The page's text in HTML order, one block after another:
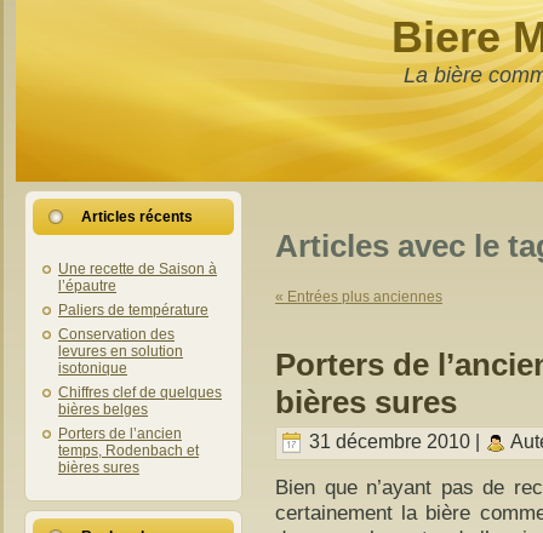
Biere
La bière
Articles récents
Une recette de Saison à
l’épautre
Paliers de température
Conservation des
levures en solution
isotonique
Chiffres clef de quelques
bières belges
Porters de l’ancien
temps, Rodenbach et
bières sures
Articles avec le
« Entrées plus anciennes
Porters de
bières sures
31 décembre 2010 |
Bien que n’ayant pas de
certainement la bière